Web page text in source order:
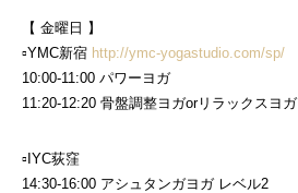
【 金曜日 】
▫︎YMC新宿 http://ymc-yogastudio.com/sp/
10:00-11:00 パワーヨガ
11:20-12:20 骨盤調整ヨガorリラックスヨガ
▫︎IYC荻窪
14:30-16:00 アシュタンガヨガ レベル2